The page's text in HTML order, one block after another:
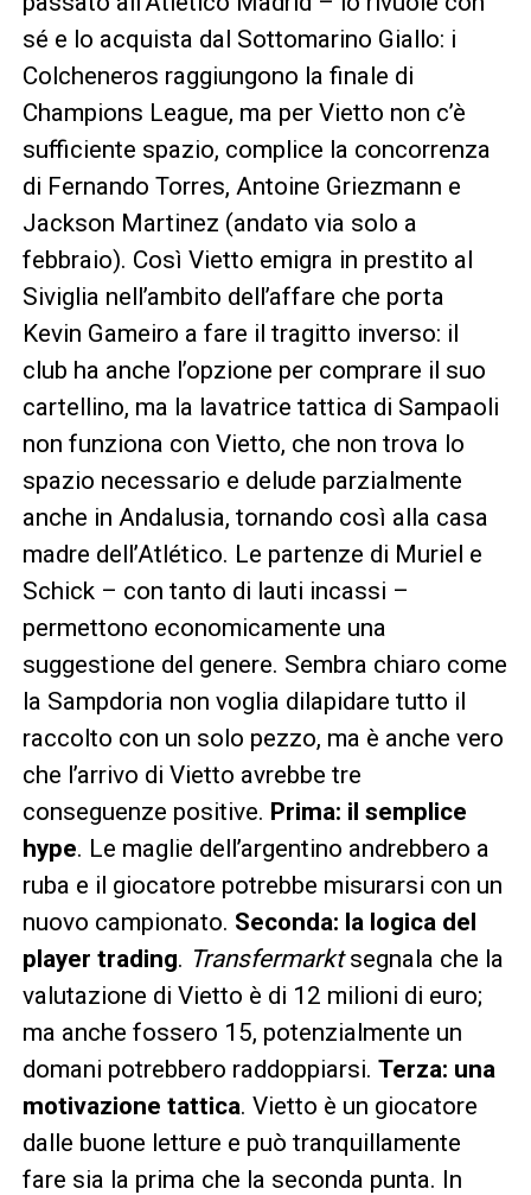
sé e lo acquista dal Sottomarino Giallo: i
Colcheneros raggiungono la finale di
Champions League, ma per Vietto non c’è
sufficiente spazio, complice la concorrenza
di Fernando Torres, Antoine Griezmann e
Jackson Martinez (andato via solo a
febbraio). Così Vietto emigra in prestito al
Siviglia nell’ambito dell’affare che porta
Kevin Gameiro a fare il tragitto inverso: il
club ha anche l’opzione per comprare il suo
cartellino, ma la lavatrice tattica di Sampaoli
non funziona con Vietto, che non trova lo
spazio necessario e delude parzialmente
anche in Andalusia, tornando così alla casa
madre dell’Atlético. Le partenze di Muriel e
Schick – con tanto di lauti incassi –
permettono economicamente una
suggestione del genere. Sembra chiaro come
la Sampdoria non voglia dilapidare tutto il
raccolto con un solo pezzo, ma è anche vero
che l’arrivo di Vietto avrebbe tre
conseguenze positive. Prima: il semplice
hype. Le maglie dell’argentino andrebbero a
ruba e il giocatore potrebbe misurarsi con un
nuovo campionato. Seconda: la logica del
player trading. Transfermarktsegnala che la
valutazione di Vietto è di 12 milioni di euro;
ma anche fossero 15, potenzialmente un
domani potrebbero raddoppiarsi. Terza: una
motivazione tattica. Vietto è un giocatore
dalle buone letture e può tranquillamente
fare sia la prima che la seconda punta. In